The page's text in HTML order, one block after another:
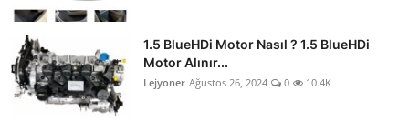
1.5 BlueHDi Motor Nasıl ? 1.5 BlueHDi
Motor Alınır...
Lejyoner Ağustos 26, 2024 0 10.4K